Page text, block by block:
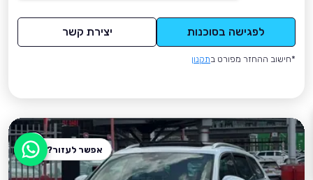
לפגישה בסוכנות יצירת קשר
*חישוב ההחזר מפורט בתקנון
אפשר לעזור?